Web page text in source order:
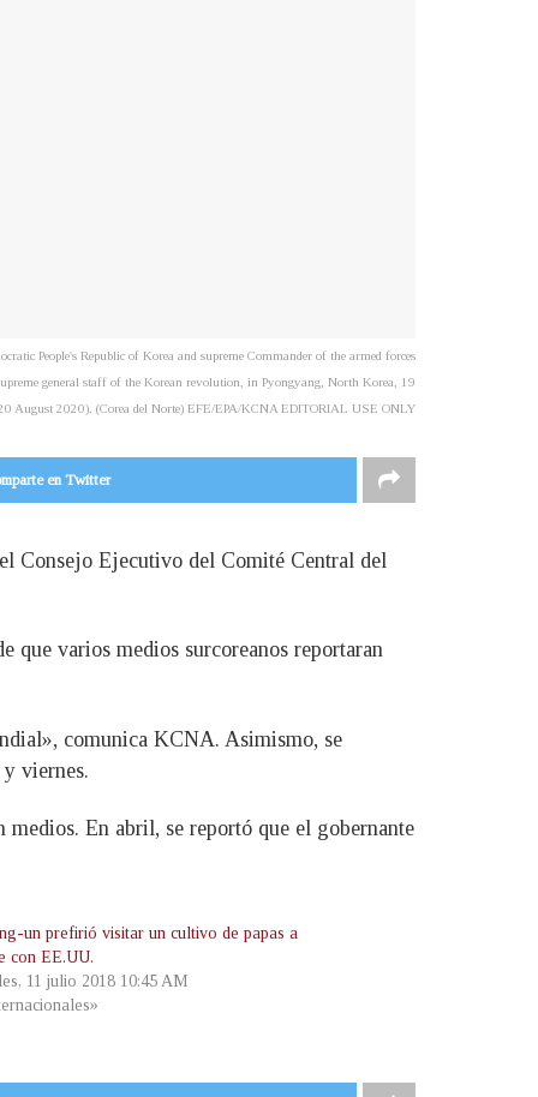
People's Republic of Korea and supreme Commander of the armed forces
general staff of the Korean revolution, in Pyongyang, North Korea, 19
August 2020). (Corea del Norte) EFE/EPA/KCNA EDITORIAL USE ONLY
en Twitter
Consejo Ejecutivo del Comité Central del
que varios medios surcoreanos reportaran
comunica KCNA. Asimismo, se
viernes.
En abril, se reportó que el gobernante
un prefirió visitar un cultivo de papas a
con EE.UU.
11 julio 2018 10:45 AM